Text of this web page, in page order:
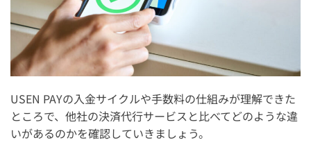
USEN PAYの入金サイクルや手数料の仕組みが理解できた
ところで、他社の決済代行サービスと比べてどのような違
いがあるのかを確認していきましょう。